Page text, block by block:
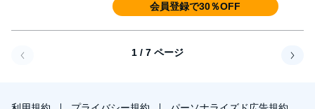
会員登録で30％OFF
1 / 7 ページ